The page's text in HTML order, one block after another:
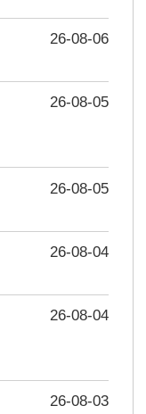
26-08-06
26-08-05
26-08-05
26-08-04
26-08-04
26-08-03